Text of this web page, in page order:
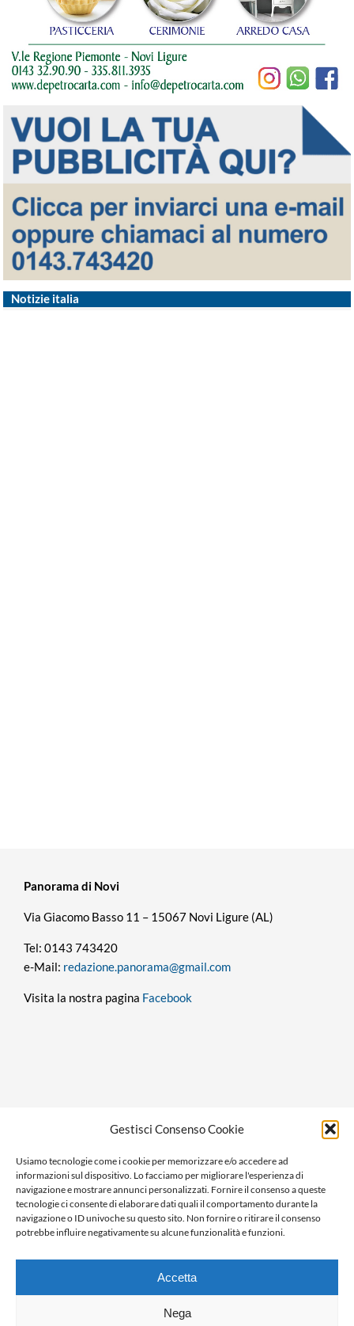
Gestisci Consenso Cookie
Usiamo tecnologie come i cookie per memorizzare e/o accedere ad
informazioni sul dispositivo. Lo facciamo per migliorare l'esperienza di
navigazione e mostrare annunci personalizzati. Fornire il consenso a queste
tecnologie ci consente di elaborare dati quali il comportamento durante la
navigazione o ID univoche su questo sito. Non fornire o ritirare il consenso
potrebbe influire negativamente su alcune funzionalità e funzioni.
Accetta
Nega
Notizie italia
Panorama di Novi
Via Giacomo Basso 11 – 15067 Novi Ligure (AL)
Tel: 0143 743420
e-Mail: redazione.panorama@gmail.com
Visita la nostra pagina Facebook
Ragione sociale: Panorama S.r.l.
C.F. / P.IVA: 01058470061
N. REA: AL-138981
Capitale Versato € 10.000,00